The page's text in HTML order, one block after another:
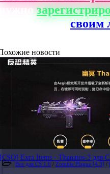
своим
новости
[CSO] Exra Items - Thanatos-3 для
Все для CS 1.6 / Zombie Plague [4.3] /